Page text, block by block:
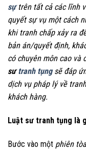
sựtrên tất cả các lĩnh
quyết sự vụ một cách
khi tranh chấp xảy ra
bản án/quyết định,
có chuyên môn cao và
sưtranh tụngsẽ đáp
dịch vụ pháp lý về
khách hàng.
Luật sư tranh tụng là
Bước vào một phiên tòa